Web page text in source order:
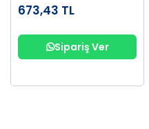
673,43 TL
Sipariş Ver